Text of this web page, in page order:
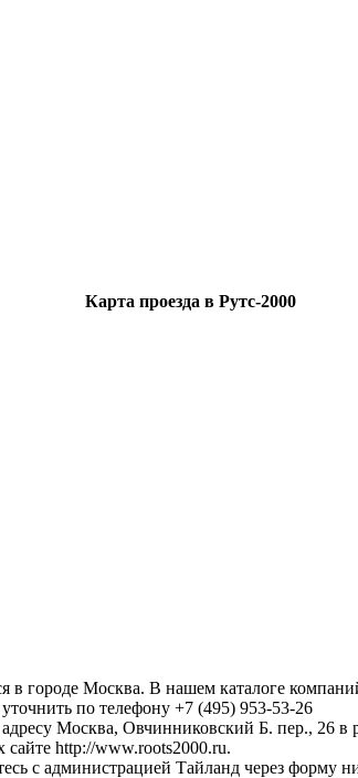
Карта проезда в Рутс-2000
в городе Москва. В нашем каталоге
по телефону +7 (495) 953-53-26
Москва, Овчинниковский Б. пер., 26 в
сайте http://www.roots2000.ru.
с администрацией Тайланд через форму